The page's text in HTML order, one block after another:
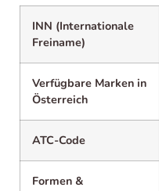
INN (Internationale
Freiname)
Verfügbare Marken in
Österreich
ATC-Code
Formen &